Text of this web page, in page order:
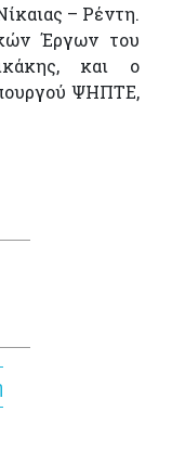
– Ρέντη.
Έργων του
και ο
ΨΗΠΤΕ,